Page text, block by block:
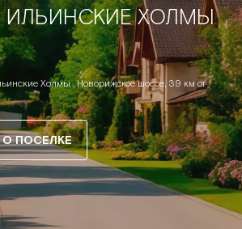
ХОЛМЫ
Холмы , Новорижское шоссе, 39 км от
ПОСЕЛКЕ